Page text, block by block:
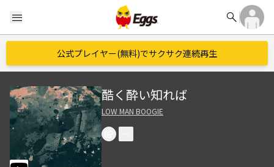
menu search
公式プレイヤー(無料)でサクサク連続再生
酷く酔い知れば
LOW MAN BOOGIE